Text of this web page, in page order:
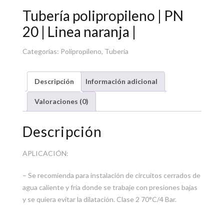
Tubería polipropileno | PN
20 | Linea naranja |
Categorías: Polipropileno, Tubería
Descripción Información adicional
Valoraciones (0)
Descripción
APLICACIÓN:
– Se recomienda para instalación de circuitos cerrados de
agua caliente y fría donde se trabaje con presiones bajas
y se quiera evitar la dilatación. Clase 2 70°C/4 Bar.